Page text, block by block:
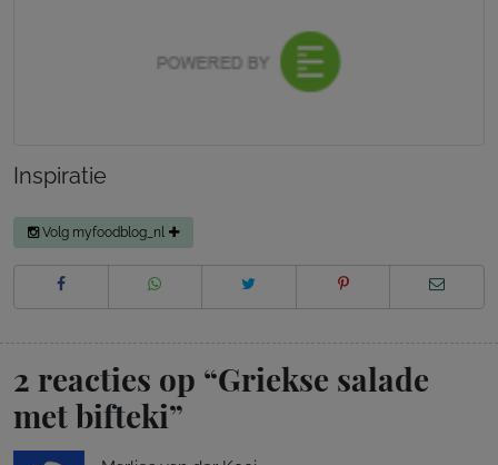
Inspiratie
Volg myfoodblog_nl
2 reacties op “Griekse salade
met bifteki”